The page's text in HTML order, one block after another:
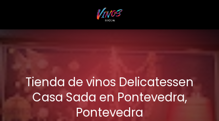
Tienda de vinos Delicatessen
Casa Sada en Pontevedra,
Pontevedra